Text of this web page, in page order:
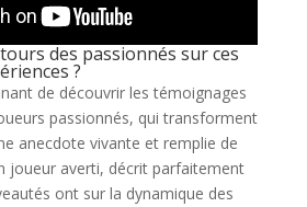
des passionnés sur ces
?
de découvrir les témoignages
passionnés, qui transforment
anecdote vivante et remplie de
joueur averti, décrit parfaitement
ont sur la dynamique des